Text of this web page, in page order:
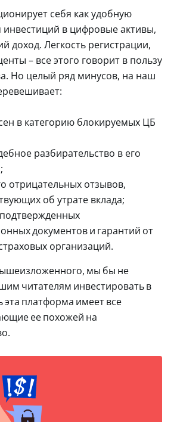
себя как удобную
инвестиций в цифровые активы,
доход. Легкость регистрации,
– все этого говорит в пользу
Но целый ряд минусов, на наш
в категорию блокируемых ЦБ
разбирательство в его
отрицательных отзывов,
об утрате вклада;
подтвержденных
документов и гарантий от
организаций.
мы бы не
читателям инвестировать в
эта платформа имеет все
ее похожей на